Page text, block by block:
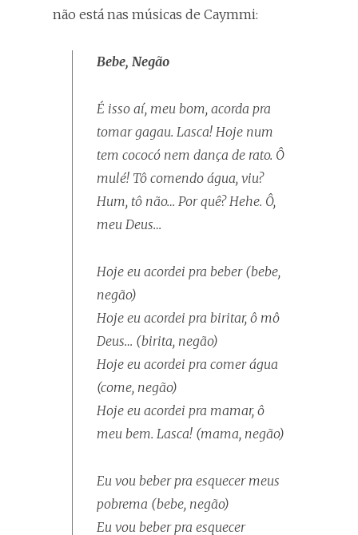
não está nas músicas de Caymmi:
Bebe, Negão
É isso aí, meu bom, acorda pra
tomar gagau. Lasca! Hoje num
tem cococó nem dança de rato. Ô
mulé! Tô comendo água, viu?
Hum, tô não… Por quê? Hehe. Ô,
meu Deus…
Hoje eu acordei pra beber (bebe,
negão)
Hoje eu acordei pra biritar, ô mô
Deus… (birita, negão)
Hoje eu acordei pra comer água
(come, negão)
Hoje eu acordei pra mamar, ô
meu bem. Lasca! (mama, negão)
Eu vou beber pra esquecer meus
pobrema (bebe, negão)
Eu vou beber pra esquecer